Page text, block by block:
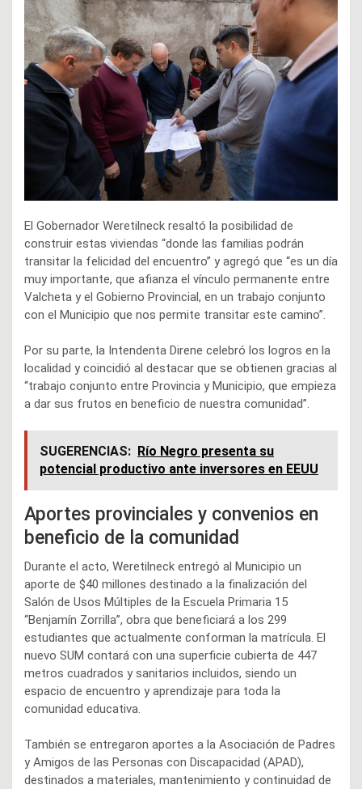
El Gobernador Weretilneck resaltó la posibilidad de
construir estas viviendas “donde las familias podrán
transitar la felicidad del encuentro” y agregó que “es un día
muy importante, que afianza el vínculo permanente entre
Valcheta y el Gobierno Provincial, en un trabajo conjunto
con el Municipio que nos permite transitar este camino”.
Por su parte, la Intendenta Direne celebró los logros en la
localidad y coincidió al destacar que se obtienen gracias al
“trabajo conjunto entre Provincia y Municipio, que empieza
a dar sus frutos en beneficio de nuestra comunidad”.
SUGERENCIAS: Río Negro presenta su
potencial productivo ante inversores en EEUU
Aportes provinciales y convenios en
beneficio de la comunidad
Durante el acto, Weretilneck entregó al Municipio un
aporte de $40 millones destinado a la finalización del
Salón de Usos Múltiples de la Escuela Primaria 15
“Benjamín Zorrilla”, obra que beneficiará a los 299
estudiantes que actualmente conforman la matrícula. El
nuevo SUM contará con una superficie cubierta de 447
metros cuadrados y sanitarios incluidos, siendo un
espacio de encuentro y aprendizaje para toda la
comunidad educativa.
También se entregaron aportes a la Asociación de Padres
y Amigos de las Personas con Discapacidad (APAD),
destinados a materiales, mantenimiento y continuidad de